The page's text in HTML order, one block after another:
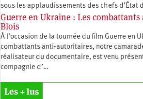
sous les applaudissements des chefs d’État
Guerre en Ukraine : Les
Blois
À l’occasion de la tournée du film Guerre en
combattants anti-autoritaires, notre
réalisateur du documentaire, est venu
compagnie d’…
Les + lus